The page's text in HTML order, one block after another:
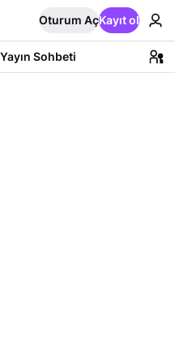
Oturum AçKayıt ol
Yayın Sohbeti